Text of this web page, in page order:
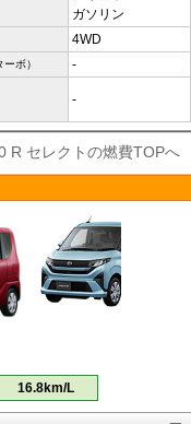
ガソリン
4WD
ボ） -
-
R セレクトの燃費TOPへ
16.8km/L